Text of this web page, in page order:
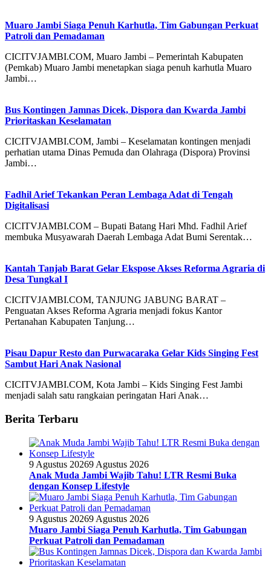
Muaro Jambi Siaga Penuh Karhutla, Tim Gabungan Perkuat
Patroli dan Pemadaman
CICITVJAMBI.COM, Muaro Jambi – Pemerintah Kabupaten
(Pemkab) Muaro Jambi menetapkan siaga penuh karhutla Muaro
Jambi…
Bus Kontingen Jamnas Dicek, Dispora dan Kwarda Jambi
Prioritaskan Keselamatan
CICITVJAMBI.COM, Jambi – Keselamatan kontingen menjadi
perhatian utama Dinas Pemuda dan Olahraga (Dispora) Provinsi
Jambi…
Fadhil Arief Tekankan Peran Lembaga Adat di Tengah
Digitalisasi
CICITVJAMBI.COM – Bupati Batang Hari Mhd. Fadhil Arief
membuka Musyawarah Daerah Lembaga Adat Bumi Serentak…
Kantah Tanjab Barat Gelar Ekspose Akses Reforma Agraria di
Desa Tungkal I
CICITVJAMBI.COM, TANJUNG JABUNG BARAT –
Penguatan Akses Reforma Agraria menjadi fokus Kantor
Pertanahan Kabupaten Tanjung…
Pisau Dapur Resto dan Purwacaraka Gelar Kids Singing Fest
Sambut Hari Anak Nasional
CICITVJAMBI.COM, Kota Jambi – Kids Singing Fest Jambi
menjadi salah satu rangkaian peringatan Hari Anak…
Berita Terbaru
9 Agustus 20269 Agustus 2026
Anak Muda Jambi Wajib Tahu! LTR Resmi Buka
dengan Konsep Lifestyle
9 Agustus 20269 Agustus 2026
Muaro Jambi Siaga Penuh Karhutla, Tim Gabungan
Perkuat Patroli dan Pemadaman